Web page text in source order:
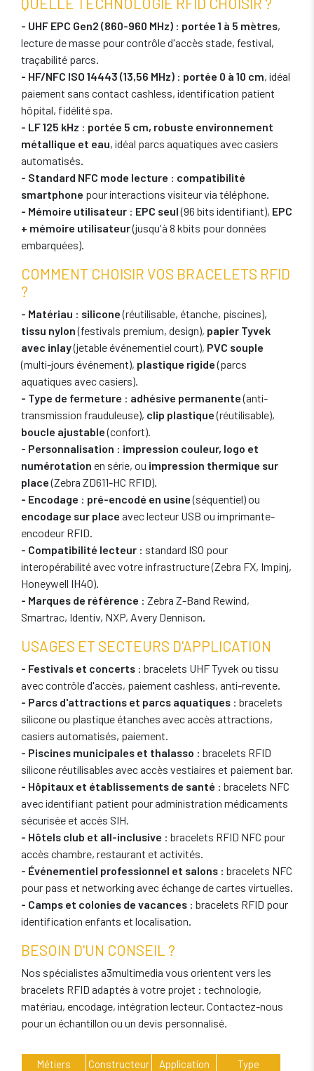
- UHF EPC Gen2 (860-960 MHz) : portée 1 à 5 mètres,
lecture de masse pour contrôle d'accès stade, festival,
traçabilité parcs.
- HF/NFC ISO 14443 (13,56 MHz) : portée 0 à 10 cm, idéal
paiement sans contact cashless, identification patient
hôpital, fidélité spa.
- LF 125 kHz : portée 5 cm, robuste environnement
métallique et eau, idéal parcs aquatiques avec casiers
automatisés.
- Standard NFC mode lecture : compatibilité
smartphone pour interactions visiteur via téléphone.
- Mémoire utilisateur : EPC seul(96 bits identifiant), EPC
+ mémoire utilisateur(jusqu'à 8 kbits pour données
embarquées).
COMMENT CHOISIR VOS BRACELETS RFID
?
- Matériau : silicone(réutilisable, étanche, piscines),
tissu nylon(festivals premium, design), papier Tyvek
avec inlay(jetable événementiel court), PVC souple
(multi-jours événement), plastique rigide(parcs
aquatiques avec casiers).
- Type de fermeture : adhésive permanente(anti-
transmission frauduleuse), clip plastique(réutilisable),
boucle ajustable(confort).
- Personnalisation : impression couleur, logo et
numérotation en série, ou impression thermique sur
place(Zebra ZD611-HC RFID).
- Encodage : pré-encodé en usine(séquentiel) ou
encodage sur place avec lecteur USB ou imprimante-
encodeur RFID.
- Compatibilité lecteur : standard ISO pour
interopérabilité avec votre infrastructure (Zebra FX, Impinj,
Honeywell IH40).
- Marques de référence : Zebra Z-Band Rewind,
Smartrac, Identiv, NXP, Avery Dennison.
USAGES ET SECTEURS D'APPLICATION
- Festivals et concerts : bracelets UHF Tyvek ou tissu
avec contrôle d'accès, paiement cashless, anti-revente.
- Parcs d'attractions et parcs aquatiques : bracelets
silicone ou plastique étanches avec accès attractions,
casiers automatisés, paiement.
- Piscines municipales et thalasso : bracelets RFID
silicone réutilisables avec accès vestiaires et paiement bar.
- Hôpitaux et établissements de santé : bracelets NFC
avec identifiant patient pour administration médicaments
sécurisée et accès SIH.
- Hôtels club et all-inclusive : bracelets RFID NFC pour
accès chambre, restaurant et activités.
- Événementiel professionnel et salons : bracelets NFC
pour pass et networking avec échange de cartes virtuelles.
- Camps et colonies de vacances : bracelets RFID pour
identification enfants et localisation.
BESOIN D'UN CONSEIL ?
Nos spécialistes a3multimedia vous orientent vers les
bracelets RFID adaptés à votre projet : technologie,
matériau, encodage, intégration lecteur. Contactez-nous
pour un échantillon ou un devis personnalisé.
Métiers Constructeur Application Type